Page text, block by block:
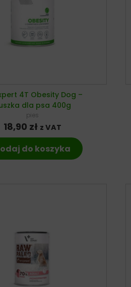
4T Obesity Dog –
dla psa 400g
pies
18,90 zł z VAT
do koszyka